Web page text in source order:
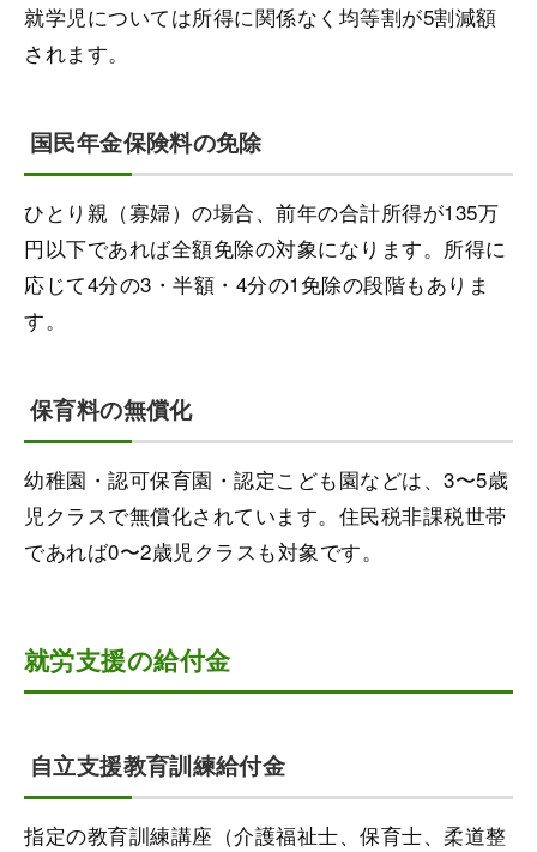
就学児については所得に関係なく均等割が5割減額
されます。
国民年金保険料の免除
ひとり親（寡婦）の場合、前年の合計所得が135万
円以下であれば全額免除の対象になります。所得に
応じて4分の3・半額・4分の1免除の段階もありま
す。
保育料の無償化
幼稚園・認可保育園・認定こども園などは、3〜5歳
児クラスで無償化されています。住民税非課税世帯
であれば0〜2歳児クラスも対象です。
就労支援の給付金
自立支援教育訓練給付金
指定の教育訓練講座（介護福祉士、保育士、柔道整